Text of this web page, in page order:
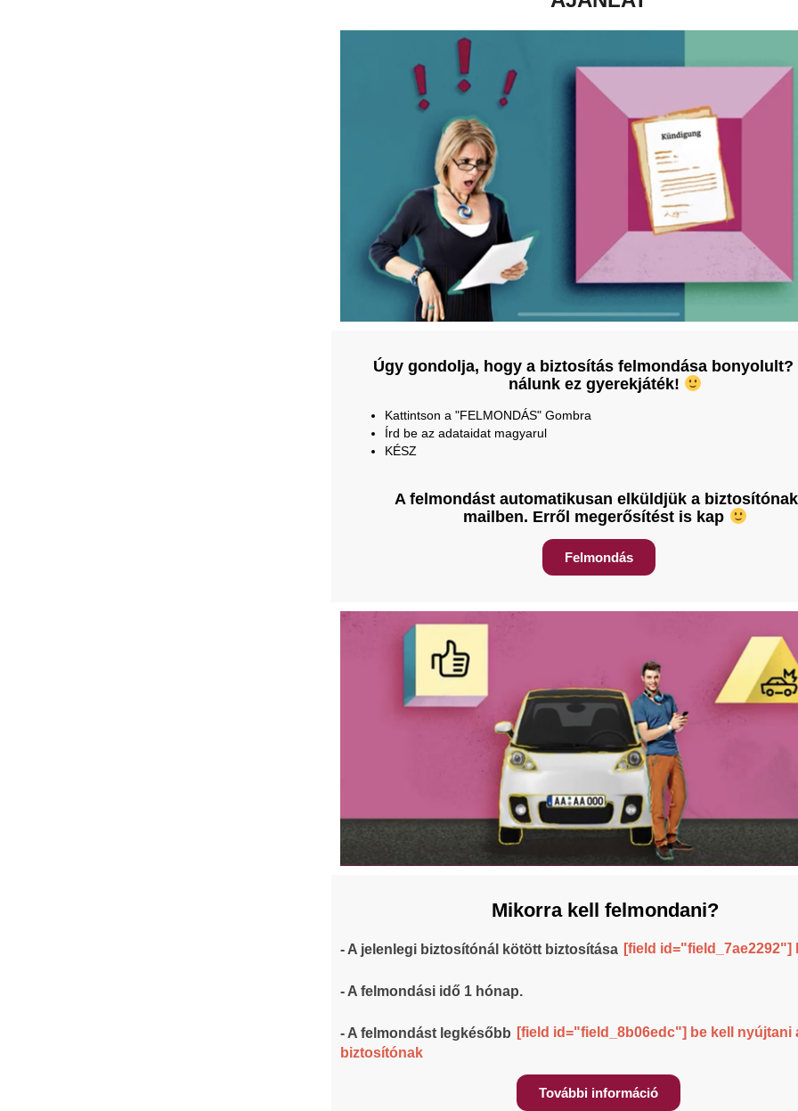
Úgy gondolja, hogy a biztosítás felmondása bonyolult?
nálunk ez gyerekjáték!
Kattintson a "FELMONDÁS" Gombra
Írd be az adataidat magyarul
KÉSZ
A felmondást automatikusan elküldjük a
mailben. Erről megerősítést is kap
Felmondás
Mikorra kell felmondani?
- A jelenlegi biztosítónál kötött biztosítása [field id="field_7ae2292"]
- A felmondási idő 1 hónap.
- A felmondást legkésőbb [field id="field_8b06edc"] be kell nyújtani
biztosítónak
További információ